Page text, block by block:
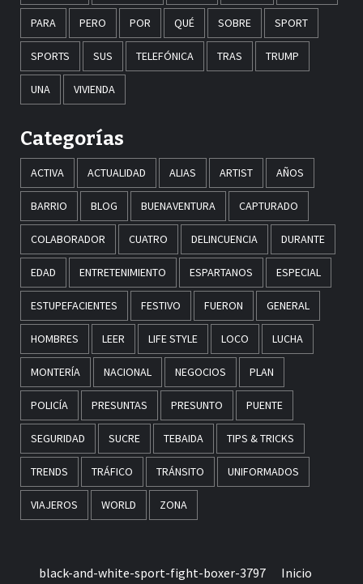
PARA PERO POR QUÉ SOBRE SPORT
SPORTS SUS TELEFÓNICA TRAS TRUMP
UNA VIVIENDA
Categorías
ACTIVA ACTUALIDAD ALIAS ARTIST AÑOS
BARRIO BLOG BUENAVENTURA CAPTURADO
COLABORADOR CUATRO DELINCUENCIA DURANTE
EDAD ENTRETENIMIENTO ESPARTANOS ESPECIAL
ESTUPEFACIENTES FESTIVO FUERON GENERAL
HOMBRES LEER LIFE STYLE LOCO LUCHA
MONTERÍA NACIONAL NEGOCIOS PLAN
POLICÍA PRESUNTAS PRESUNTO PUENTE
SEGURIDAD SUCRE TEBAIDA TIPS & TRICKS
TRENDS TRÁFICO TRÁNSITO UNIFORMADOS
VIAJEROS WORLD ZONA
black-and-white-sport-fight-boxer-3797 Inicio